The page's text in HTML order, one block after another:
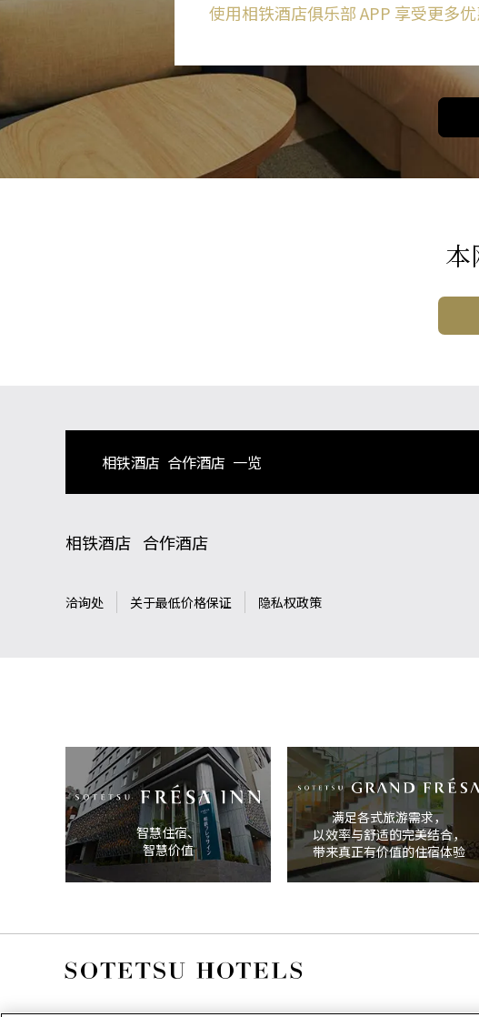
使用相铁酒店俱乐部APP 享受更多
本
相铁酒店 合作酒店 一览
相铁酒店 合作酒店
洽询处 关于最低价格保证 隐私权政策
智慧住宿、
智慧价值
满足各式旅游需求，
以效率与舒适的完美结合，
带来真正有价值的住宿体验